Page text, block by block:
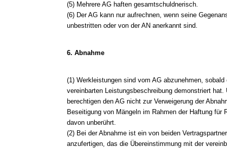
(5) Mehrere AG haften gesamtschuldnerisch.
(6) Der AG kann nur aufrechnen, wenn seine
unbestritten oder von der AN anerkannt sind.
6. Abnahme
(1) Werkleistungen sind vom AG abzunehmen,
vereinbarten Leistungsbeschreibung demonstriert hat.
berechtigen den AG nicht zur Verweigerung der
Beseitigung von Mängeln im Rahmen der Haftung für
davon unberührt.
(2) Bei der Abnahme ist ein von beiden
anzufertigen, das die Übereinstimmung mit der